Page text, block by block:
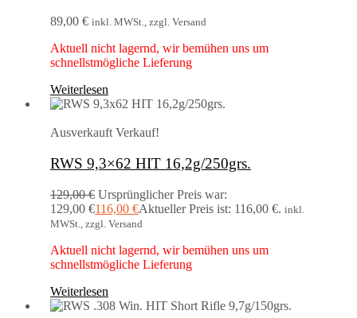
89,00 € inkl. MWSt., zzgl. Versand
Aktuell nicht lagernd, wir bemühen uns um
schnellstmögliche Lieferung
Weiterlesen
Ausverkauft Verkauf!
RWS 9,3×62 HIT 16,2g/250grs.
129,00€ Ursprünglicher Preis war:
129,00 €116,00 €Aktueller Preis ist: 116,00 €. inkl.
MWSt., zzgl. Versand
Aktuell nicht lagernd, wir bemühen uns um
schnellstmögliche Lieferung
Weiterlesen